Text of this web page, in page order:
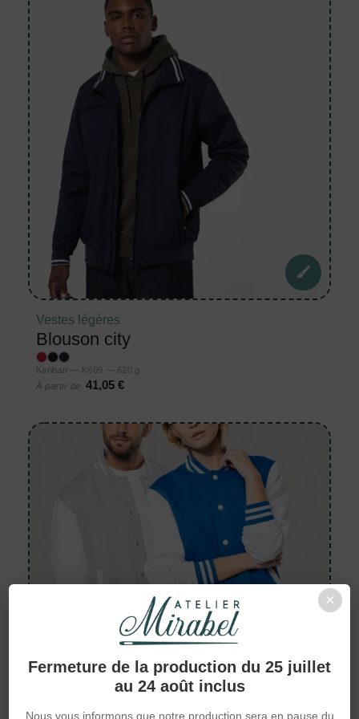
×
Fermeture de la production du 25 juillet
au 24 août inclus
Nous vous informons que notre production sera en pause du
Vestes légères
Blouson city
Kariban — K609 — 620 g
À partir de
41,05 €